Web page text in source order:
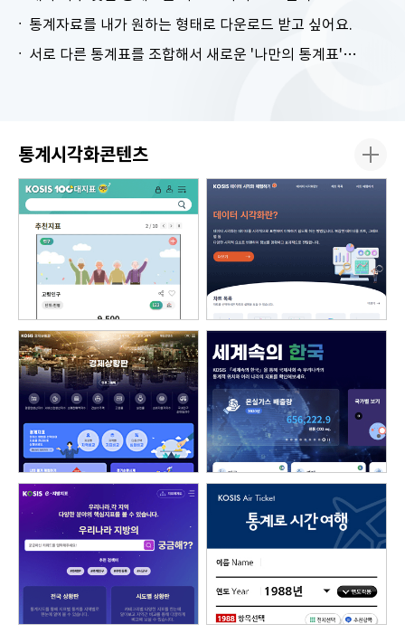
통계자료를 내가 원하는 형태로 다운로드 받고 싶어요.
서로 다른 통계표를 조합해서 새로운 '나만의 통계표'를 만들고 싶어요.
통계시각화콘텐츠